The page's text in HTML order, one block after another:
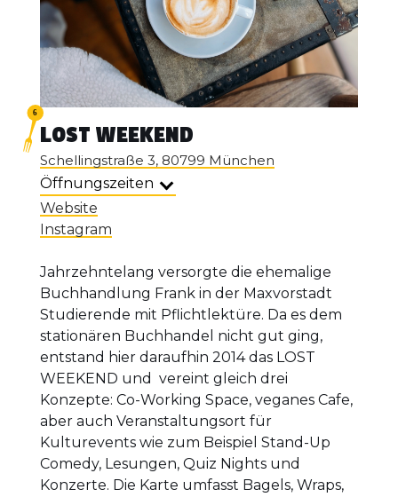
LOST WEEKEND
Schellingstraße 3, 80799 München
Öffnungszeiten
Website
Instagram
Jahrzehntelang versorgte die ehemalige
Buchhandlung Frank in der Maxvorstadt
Studierende mit Pflichtlektüre. Da es dem
stationären Buchhandel nicht gut ging,
entstand hier daraufhin 2014 das LOST
WEEKEND und vereint gleich drei
Konzepte: Co-Working Space, veganes Cafe,
aber auch Veranstaltungsort für
Kulturevents wie zum Beispiel Stand-Up
Comedy, Lesungen, Quiz Nights und
Konzerte. Die Karte umfasst Bagels, Wraps,